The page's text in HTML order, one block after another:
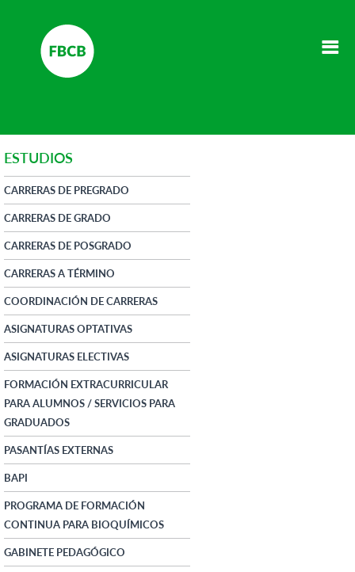
ESTUDIOS
CARRERAS DE PREGRADO
CARRERAS DE GRADO
CARRERAS DE POSGRADO
CARRERAS A TÉRMINO
COORDINACIÓN DE CARRERAS
ASIGNATURAS OPTATIVAS
ASIGNATURAS ELECTIVAS
FORMACIÓN EXTRACURRICULAR
PARA ALUMNOS / SERVICIOS PARA
GRADUADOS
PASANTÍAS EXTERNAS
BAPI
PROGRAMA DE FORMACIÓN
CONTINUA PARA BIOQUÍMICOS
GABINETE PEDAGÓGICO